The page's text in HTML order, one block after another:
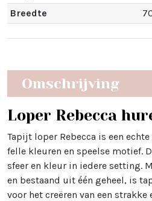
Breedte
Omschrijving
Loper Rebecca
Tapijt loper Rebecca is een
felle kleuren en speelse motief.
sfeer en kleur in iedere setting.
en bestaand uit één geheel, is
voor het creëren van een